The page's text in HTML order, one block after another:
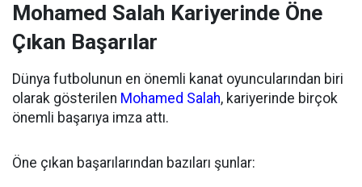
Mohamed Salah Kariyerinde Öne
Çıkan Başarılar
Dünya futbolunun en önemli kanat oyuncularından biri
olarak gösterilen Mohamed Salah, kariyerinde birçok
önemli başarıya imza attı.
Öne çıkan başarılarından bazıları şunlar: